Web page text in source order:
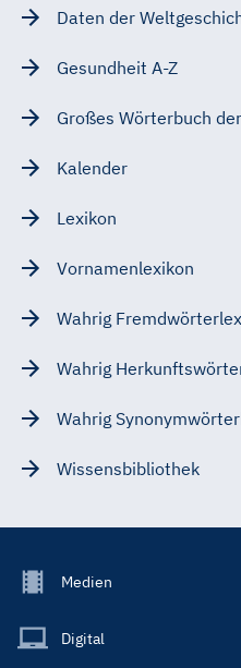
Daten der
Gesundheit A-Z
Großes Wörterbuch
Kalender
Lexikon
Vornamenlexikon
Wahrig
Wahrig
Wahrig
Wissensbibliothek
Footer
Main
Medien
Digital